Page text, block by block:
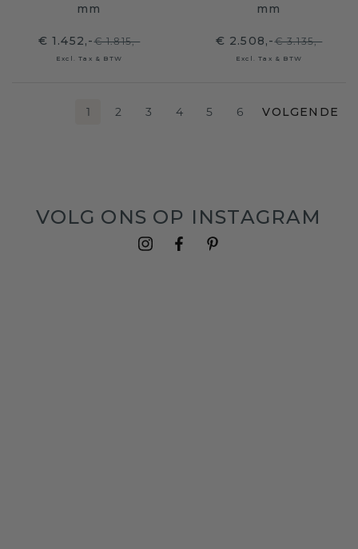
mm
€ 1.452,-€ 1.815,-
Excl. Tax & BTW
mm
€ 2.508,-€ 3.135,-
Excl. Tax & BTW
1 2 3 4 5 6 VOLGENDE
VOLG ONS OP INSTAGRAM